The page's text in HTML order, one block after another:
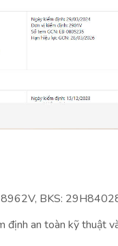
BKS:
định an toàn kỹ thuật